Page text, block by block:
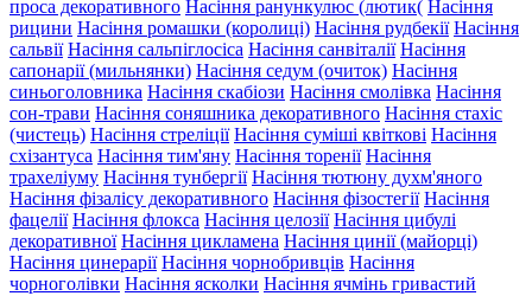
проса декоративного Насіння ранункулюс (лютик( Насіння
рицини Насіння ромашки (королиці) Насіння рудбекії Насіння
сальвії Насіння сальпіглосіса Насіння санвіталії Насіння
сапонарії (мильнянки) Насіння седум (очиток) Насіння
синьоголовника Насіння скабіози Насіння смолівка Насіння
сон-трави Насіння соняшника декоративного Насіння стахіс
(чистець) Насіння стреліції Насіння суміші квіткові Насіння
схізантуса Насіння тим'яну Насіння торенії Насіння
трахеліуму Насіння тунбергії Насіння тютюну духм'яного
Насіння фізалісу декоративного Насіння фізостегії Насіння
фацелії Насіння флокса Насіння целозії Насіння цибулі
декоративної Насіння цикламена Насіння цинії (майорці)
Насіння цинерарії Насіння чорнобривців Насіння
чорноголівки Насіння ясколки Насіння ячмінь гривастий